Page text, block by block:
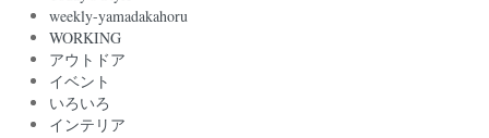
weekly-yamadakahoru
WORKING
アウトドア
イベント
いろいろ
インテリア